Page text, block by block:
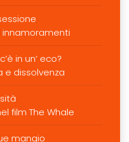
in un’ eco?
e dissolvenza
film The Whale
mangio